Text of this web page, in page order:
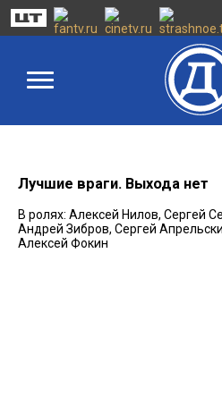
Лучшие враги. Выхода нет
В ролях: Алексей Нилов, Сергей
Андрей Зибров, Сергей
Алексей Фокин